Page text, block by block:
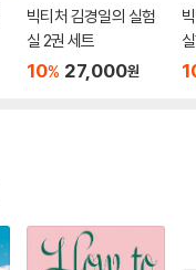
빅티처 김경일의 실험
실 2권 세트
10% 27,000원